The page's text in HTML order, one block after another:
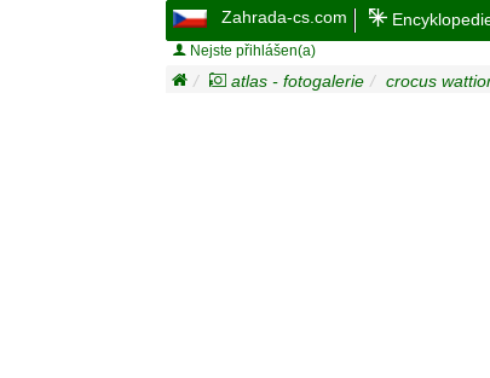
Zahrada-cs.com
Nejste přihlášen(a)
atlas - fotogalerie crocus